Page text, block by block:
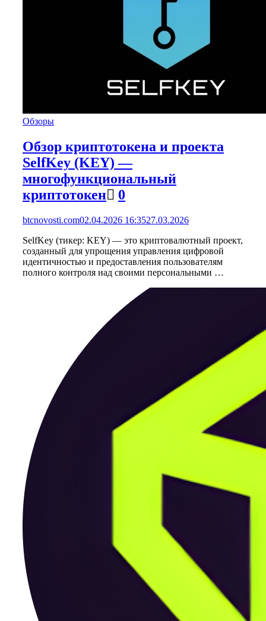
Обзоры
Обзор криптотокена и проекта
SelfKey (KEY) —
многофункциональный
криптотокен
0
btcnovosti.com02.04.2026 16:3527.03.2026
SelfKey (тикер: KEY) — это криптовалютный проект,
созданный для упрощения управления цифровой
идентичностью и предоставления пользователям
полного контроля над своими персональными …